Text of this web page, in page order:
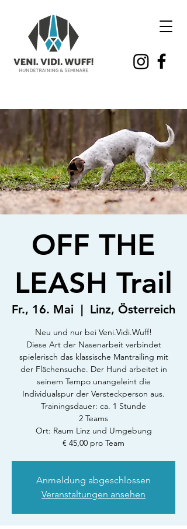
OFF THE
LEASH Trail
Fr., 16. Mai
  |
Linz, Österreich
Neu und nur bei Veni.Vidi.Wuff!
Diese Art der Nasenarbeit verbindet
spielerisch das klassische Mantrailing mit
der Flächensuche. Der Hund arbeitet in
seinem Tempo unangeleint die
Individualspur der Versteckperson aus.
Trainingsdauer: ca. 1 Stunde
2 Teams
Ort: Raum Linz und Umgebung
€ 45,00 pro Team
Anmeldung abgeschlossen
Veranstaltungen ansehen